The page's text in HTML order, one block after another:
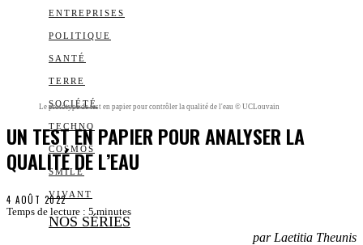
ENTREPRISES
POLITIQUE
SANTÉ
TERRE
SOCIÉTÉ
TECHNO
COSMOS
SMILE
VIVANT
NOS SÉRIES
Le prototype de test en papier pour contrôler la qualité de l'eau © UCLouvain
UN TEST EN PAPIER POUR ANALYSER LA
QUALITÉ DE L’EAU
4 AOÛT 2022
Temps de lecture : 5 minutes
par Laetitia Theunis